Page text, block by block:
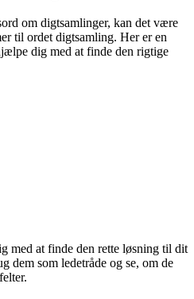
om digtsamlinger, kan det være
til ordet digtsamling. Her er en
dig med at finde den rigtige
med at finde den rette løsning til dit
dem som ledetråde og se, om de